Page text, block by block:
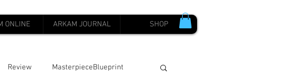
ONLINE ARKAM JOURNAL SHOP
Review MasterpieceBlueprint